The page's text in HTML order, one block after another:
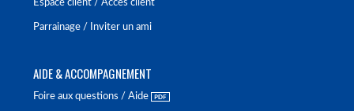
Espace client / Accès client
Parrainage / Inviter un ami
AIDE & ACCOMPAGNEMENT
Foire aux questions / Aide